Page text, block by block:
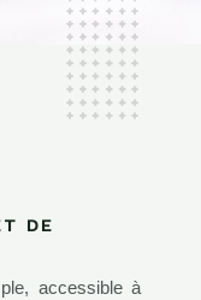
DE
accessible à